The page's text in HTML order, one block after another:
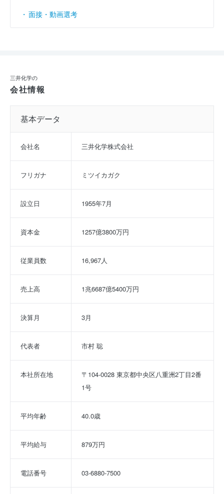
面接・動画選考
三井化学の
会社情報
基本データ
会社名 三井化学株式会社
フリガナ ミツイカガク
設立日 1955年7月
資本金 1257億3800万円
従業員数 16,967人
売上高 1兆6687億5400万円
決算月 3月
代表者 市村 聡
本社所在地
〒104-0028 東京都中央区八重洲2丁目2番
1号
平均年齢 40.0歳
平均給与 879万円
電話番号 03-6880-7500